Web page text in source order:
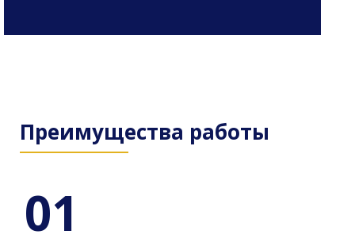
01
Преимущества работы